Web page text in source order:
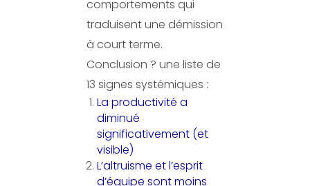
comportements qui
traduisent une démission
à court terme.
Conclusion ? une liste de
13 signes systémiques :
La productivité a
diminué
significativement (et
visible)
L’altruisme et l’esprit
d’équipe sont moins